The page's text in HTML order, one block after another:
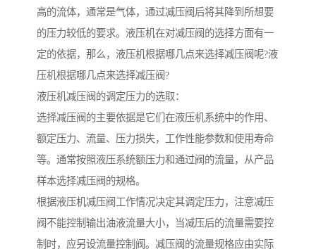
高的流体，通常是气体，通过减压阀后将其降到所想要
的压力较低的要求。液压机在对减压阀的选择方面有一
定的依据，那么，液压机根据哪几点来选择减压阀呢?液
压机根据哪几点来选择减压阀?
液压机减压阀的调定压力的选取：
选择减压阀的主要依据是它们在液压机系统中的作用、
额定压力、流量、压力损失，工作性能参数和使用寿命
等。通常按照液压系统额压力和通过阀的流量，从产品
样本选择减压阀的规格。
根据液压机减压阀工作情况决定其调定压力，注意减压
阀不能控制输出油液流量大小，当减压后的流量需要控
制时，应另设流量控制阀。减压阀的流量规格应由实际